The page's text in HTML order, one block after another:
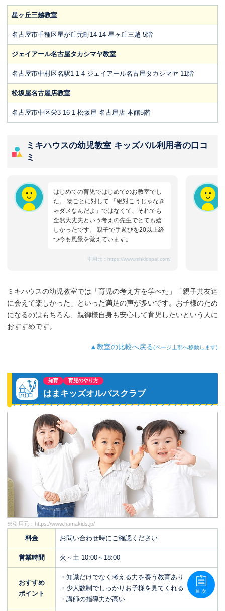
星ヶ丘三越教室
名古屋市千種区星が丘元町14-14 星ヶ丘三越 5階
ジェイアール名古屋タカシマヤ教室
名古屋市中村区名駅1-1-4 ジェイアール名古屋タカシマヤ 11階
松坂屋名古屋店教室
名古屋市中区栄3-16-1 松坂屋 名古屋店 本館5階
ミキハウスの幼児教室 キッズパル利用者の口コ
ミ
はじめての育児ではじめてのお教室でし
た。 物ごとに対して 「絶対こうじゃなき
ゃダメなんだよ」ではなくて、それでも
全然大丈夫という考えの先生でとても嬉
しかったです。 親子で手遊びを20以上経
つ今も風景を覚えています。
引用元： https://www.mhkidspal.com/
ミキハウスの幼児教室では「育児の考え方を学べた」「親子共友達
に会えて楽しかった」といった満足の声が多いです。お子様のため
になるのはもちろん、親御様自身も安心して育児したいという人に
おすすめです。
▲教室の比較へ戻る(ページ上部へ移動します)
知育 育児のやり方
はまキッズオルパスクラブ
※引用元： https://www.hamakids.jp/
料金 お問い合わせ時にご確認ください
営業時間 火～土 10:00～18:00
おすすめ
ポイント
・知識だけでなく考える力を養う教育あり
・少人数制でしっかりお子様を見てくれる
・講師の指導力が高い
目次